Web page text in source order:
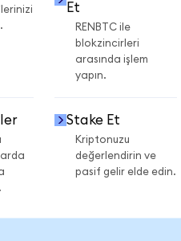
Et
RENBTC ile
blokzincirleri
arasında işlem
yapın.
Stake Et
Kriptonuzu
değerlendirin ve
pasif gelir elde edin.